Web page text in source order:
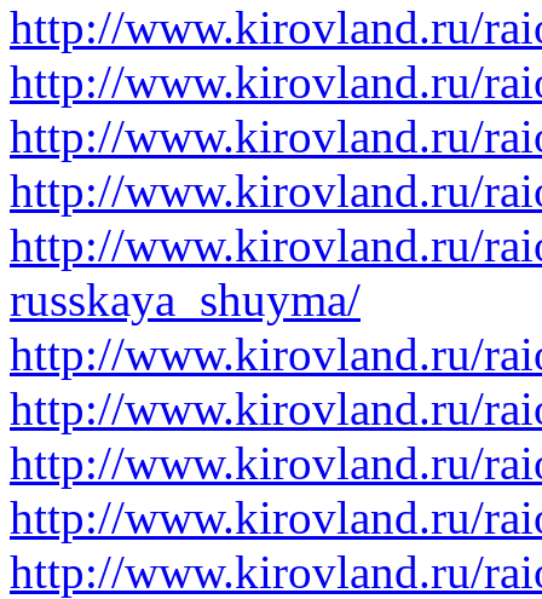
http://www.kirovland.ru/
http://www.kirovland.ru/
http://www.kirovland.ru/
http://www.kirovland.ru/
http://www.kirovland.ru/
russkaya_shuyma/
http://www.kirovland.ru/
http://www.kirovland.ru/
http://www.kirovland.ru/
http://www.kirovland.ru/
http://www.kirovland.ru/